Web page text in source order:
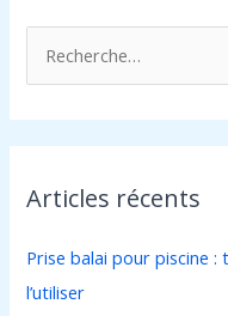
e
c
h
Articles récents
Prise balai pour piscine :
l’utiliser